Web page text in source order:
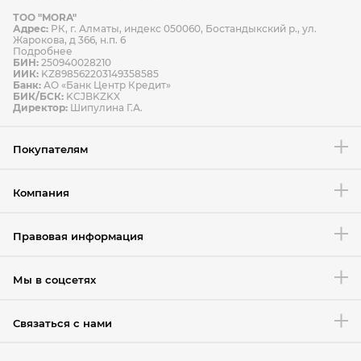
Способы оплаты Способы доставки
Условия возврата товара
ТОО "MORA"
Адрес: РК, г. Алматы, индекс 050060, Бостандыкский р., ул.
Жарокова, д 366, н.п. 6
Подробнее
БИН: 250940028210
ИИК: KZ898562203149358585
Банк: АО «Банк Центр Кредит»
БИК/БСК: KCJBKZKX
Директор: Шипулина Г.А.
Покупателям
Компания
Правовая информация
Мы в соцсетях
Связаться с нами